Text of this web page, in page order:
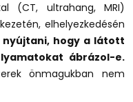
(CT, ultrahang, MRI)
elhelyezkedésén
hogy a látott
ábrázol-e.
önmagukban nem